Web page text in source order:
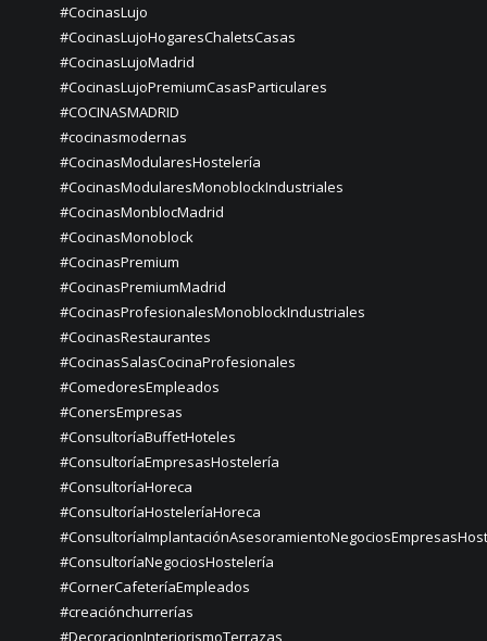
#CocinasLujo
#CocinasLujoHogaresChaletsCasas
#CocinasLujoMadrid
#CocinasLujoPremiumCasasParticulares
#COCINASMADRID
#cocinasmodernas
#CocinasModularesHostelería
#CocinasModularesMonoblockIndustriales
#CocinasMonblocMadrid
#CocinasMonoblock
#CocinasPremium
#CocinasPremiumMadrid
#CocinasProfesionalesMonoblockIndustriales
#CocinasRestaurantes
#CocinasSalasCocinaProfesionales
#ComedoresEmpleados
#ConersEmpresas
#ConsultoríaBuffetHoteles
#ConsultoríaEmpresasHostelería
#ConsultoríaHoreca
#ConsultoríaHosteleríaHoreca
#ConsultoríaNegociosHostelería
#CornerCafeteríaEmpleados
#creaciónchurrerías
#DecoracionInteriorismoTerrazas